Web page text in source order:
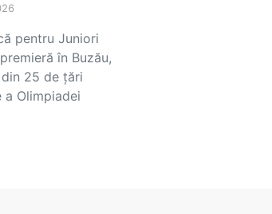
pentru Juniori
în Buzău,
din 25 de țări
Olimpiadei